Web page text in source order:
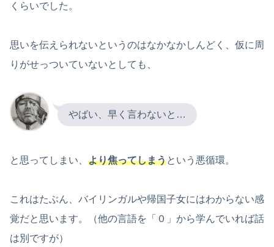
くらいでした。
思いを伝えられないというのはなかなかしんどく、仮に周
りがせっついていないとしても、
やばい、早く言わないと…
と思ってしまい、 より焦ってしまうという悪循環。
これはたぶん、バイリンガルや帰国子女にはわからない感
覚だと思います。（他の言語を「０」から学んでいれば話
は別ですが）